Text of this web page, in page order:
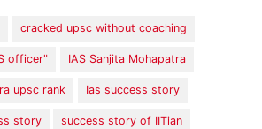
cracked upsc without coaching
officer" IAS Sanjita Mohapatra
upsc rank Ias success story
story success story of IITian